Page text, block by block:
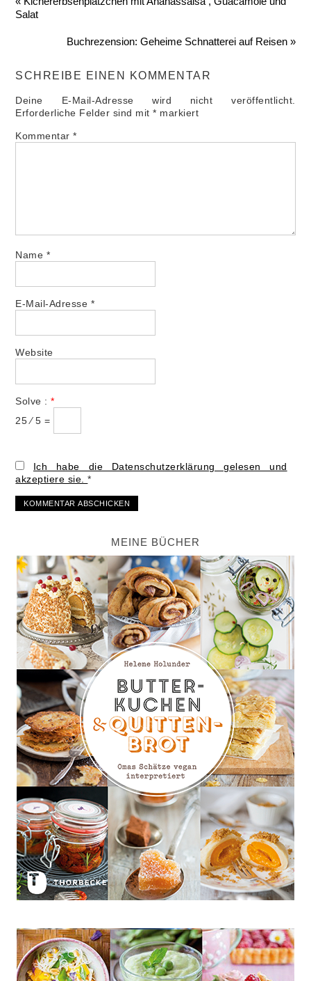
Salat
Buchrezension: Geheime Schnatterei auf Reisen »
SCHREIBE EINEN KOMMENTAR
Deine E-Mail-Adresse wird nicht veröffentlicht.
Erforderliche Felder sind mit* markiert
Kommentar*
Name *
E-Mail-Adresse *
Website
Solve :*
25 ⁄ 5 =
Ich habe die Datenschutzerklärung gelesen und
akzeptiere sie.*
MEINE BÜCHER